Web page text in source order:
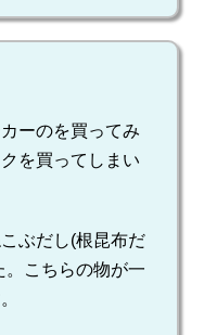
ーのを買ってみ
を買ってしまい
ぶだし(根昆布だ
。こちらの物が一